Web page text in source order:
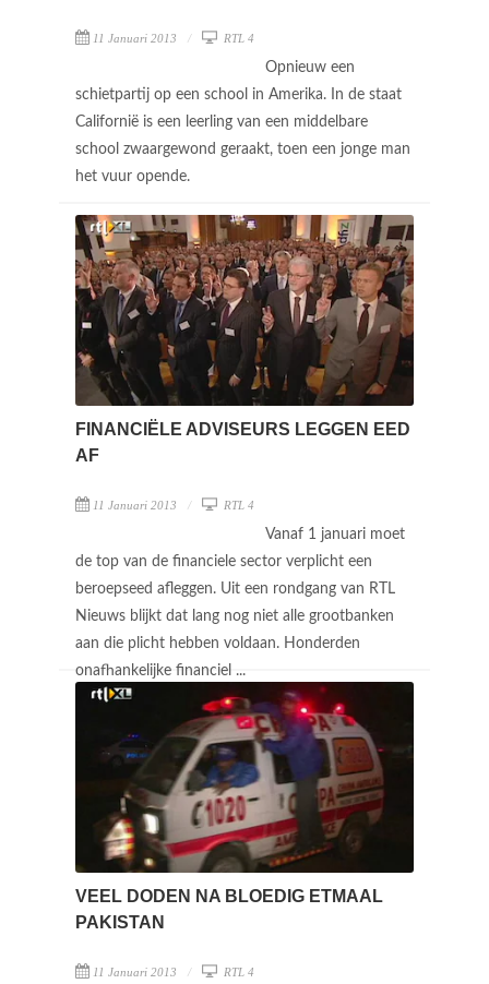
11 Januari 2013 RTL 4
Opnieuw een
schietpartij op een school in Amerika. In de staat
Californië is een leerling van een middelbare
school zwaargewond geraakt, toen een jonge man
het vuur opende.
FINANCIËLE ADVISEURS LEGGEN EED
AF
11 Januari 2013 RTL 4
Vanaf 1 januari moet
de top van de financiele sector verplicht een
beroepseed afleggen. Uit een rondgang van RTL
Nieuws blijkt dat lang nog niet alle grootbanken
aan die plicht hebben voldaan. Honderden
onafhankelijke financiel ...
VEEL DODEN NA BLOEDIG ETMAAL
PAKISTAN
11 Januari 2013 RTL 4